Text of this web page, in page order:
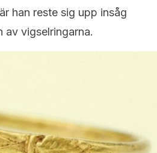
han reste sig upp insåg
av vigselringarna.